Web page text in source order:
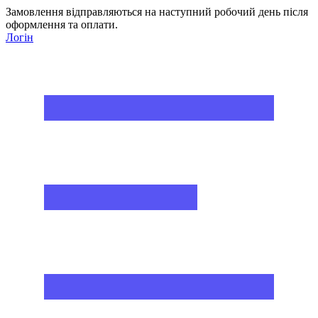
Замовлення відправляються на наступний робочий день після
оформлення та оплати.
Логін